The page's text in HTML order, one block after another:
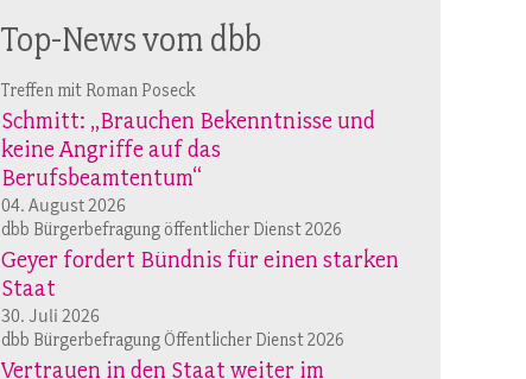
Top-News vom dbb
Treffen mit Roman Poseck
Schmitt: „Brauchen Bekenntnisse und
keine Angriffe auf das
Berufsbeamtentum“
04. August 2026
dbb Bürgerbefragung öffentlicher Dienst 2026
Geyer fordert Bündnis für einen starken
Staat
30. Juli 2026
dbb Bürgerbefragung Öffentlicher Dienst 2026
Vertrauen in den Staat weiter im